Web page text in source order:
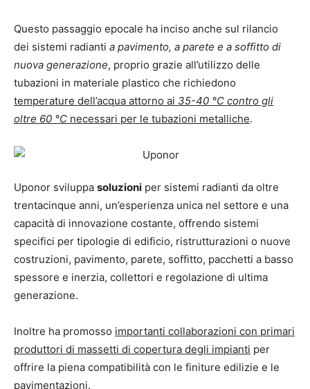
Questo passaggio epocale ha inciso anche sul rilancio
dei sistemi radianti a pavimento, a parete e a soffitto di
nuova generazione, proprio grazie all’utilizzo delle
tubazioni in materiale plastico che richiedono
temperature dell’acqua attorno ai 35-40 °C contro gli
oltre 60 °C necessari per le tubazioni metalliche.
Uponor sviluppa soluzioni per sistemi radianti da oltre
trentacinque anni, un’esperienza unica nel settore e una
capacità di innovazione costante, offrendo sistemi
specifici per tipologie di edificio, ristrutturazioni o nuove
costruzioni, pavimento, parete, soffitto, pacchetti a basso
spessore e inerzia, collettori e regolazione di ultima
generazione.
Inoltre ha promosso importanti collaborazioni con primari
produttori di massetti di copertura degli impianti per
offrire la piena compatibilità con le finiture edilizie e le
pavimentazioni.